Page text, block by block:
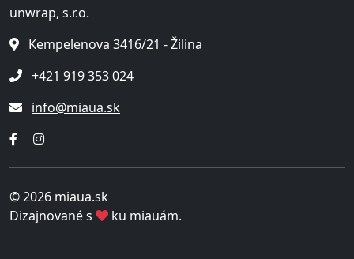
unwrap, s.r.o.
Kempelenova 3416/21 - Žilina
+421 919 353 024
info@miaua.sk
© 2026 miaua.sk
Dizajnované s
ku miauám.